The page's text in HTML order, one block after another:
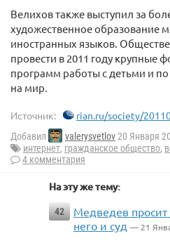
Велихов также выступил за
художественное образование
иностранных языков.
провести в 2011 году крупные
программ работы с детьми и
на мир.
Источник: rian.ru/society/
Добавил valerysvetlov20 Января
интернет, гражданское общество,
4 комментария
На эту же тему:
42
Медведев просит
него и суд — 21